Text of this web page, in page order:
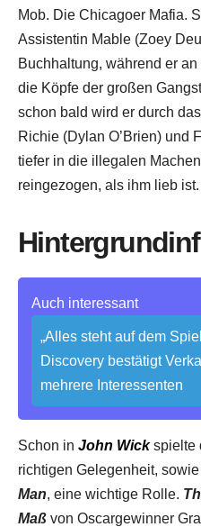
Mob. Die Chicagoer Mafia.
Assistentin Mable (Zoey
Buchhaltung, während er
die Köpfe der großen
schon bald wird er durch
Richie (Dylan O’Brien) und
tiefer in die illegalen
reingezogen, als ihm lieb ist.
Auch interessant
„Alles steht auf dem
Discovery bestätigt
mehrere Interessenten
Schon in John Wickspielte
richtigen Gelegenheit,
Man, eine wichtige Rolle.
Maß von Oscargewinner